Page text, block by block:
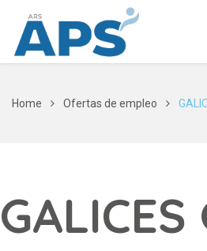
Home Ofertas de empleo
GALICES